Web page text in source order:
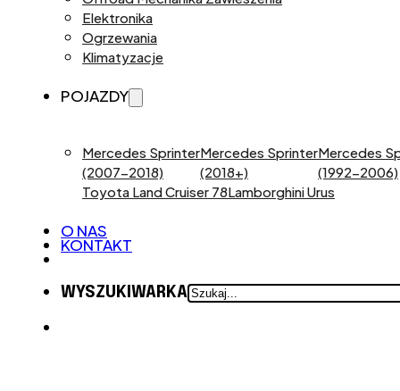
Elektronika
Ogrzewania
Klimatyzacje
POJAZDY
Mercedes Sprinter
(2007-2018)
Mercedes Sprinter
(2018+)
Mercedes
(1992-2006)
Toyota Land Cruiser 78Lamborghini Urus
O NAS
KONTAKT
WYSZUKIWARKASZUKAJ